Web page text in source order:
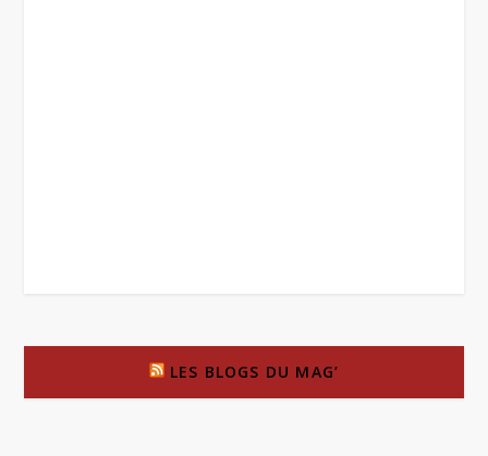
LES BLOGS DU MAG’